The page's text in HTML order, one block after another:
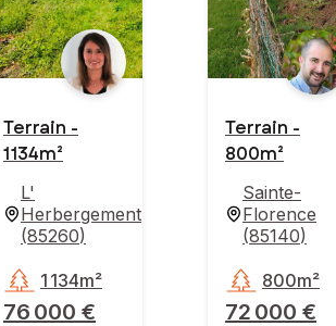
Terrain -
1 134m²
L'
Herbergement
(85260)
76 000 €
1 134m²
Terrain -
800m²
Sainte-
Florence
(85140)
72 000 €
800m²